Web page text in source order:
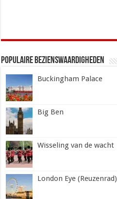
Populaire Bezienswaardigheden
Buckingham Palace
Big Ben
Wisseling van de wacht
London Eye (Reuzenrad)